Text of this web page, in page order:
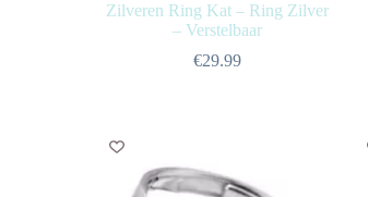
Zilveren Ring Kat – Ring Zilver
– Verstelbaar
€29.99